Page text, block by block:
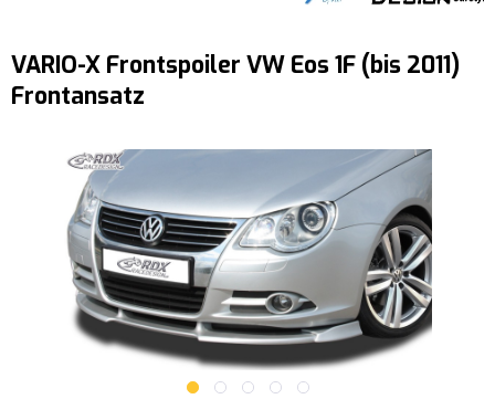
VARIO-X Frontspoiler VW Eos 1F (bis 2011)
Frontansatz